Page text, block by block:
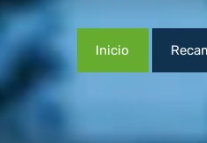
Inicio